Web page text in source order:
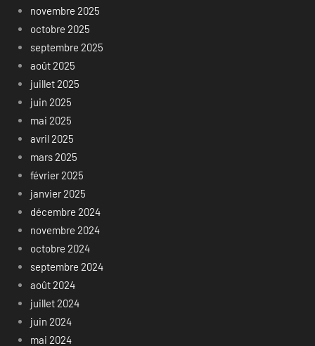
novembre 2025
octobre 2025
septembre 2025
août 2025
juillet 2025
juin 2025
mai 2025
avril 2025
mars 2025
février 2025
janvier 2025
décembre 2024
novembre 2024
octobre 2024
septembre 2024
août 2024
juillet 2024
juin 2024
mai 2024